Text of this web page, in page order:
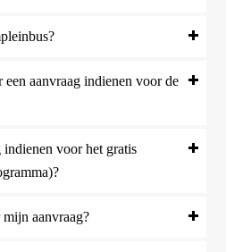
aanvraag indienen voor de
indienen voor het gratis
aanvraag?